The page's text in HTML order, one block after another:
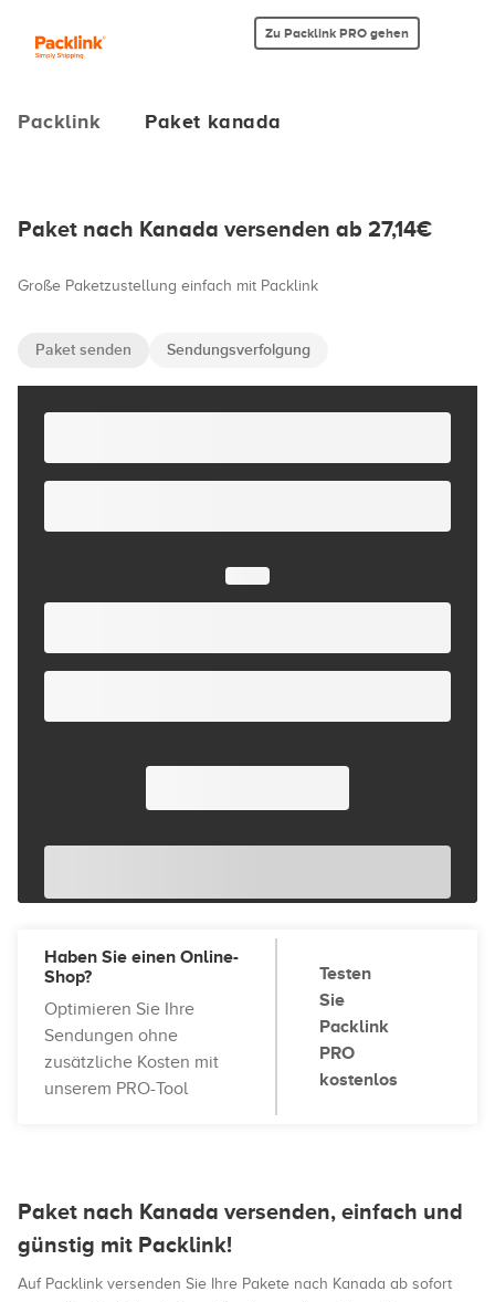
Zu Packlink PRO gehen
Packlink Paket kanada
Paket nach Kanada versenden ab 27,14€
Große Paketzustellung einfach mit Packlink
Paket senden Sendungsverfolgung
Haben Sie einen Online-
Shop?
Optimieren Sie Ihre
Sendungen ohne
zusätzliche Kosten mit
unserem PRO-Tool
Testen
Sie
Packlink
PRO
kostenlos
Paket nach Kanada versenden, einfach und
günstig mit Packlink!
Auf Packlink versenden Sie Ihre Pakete nach Kanada ab sofort